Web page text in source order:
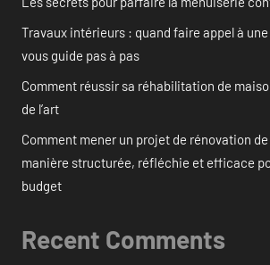
Travaux intérieurs : quand faire appel à une
vous guide pas à pas
Comment réussir sa réhabilitation de
de l’art
Comment mener un projet de rénovation
manière structurée, réfléchie et efficace
budget
Recent Comments